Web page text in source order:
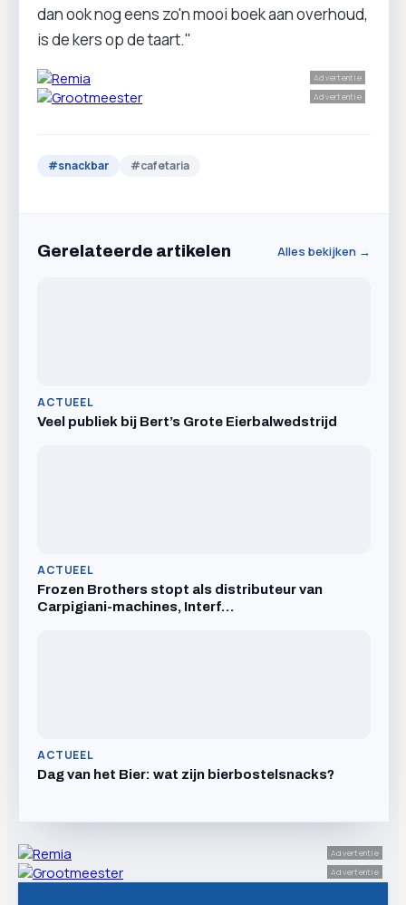
dan ook nog eens zo'n mooi boek aan overhoud,
is de kers op de taart."
Advertentie
Advertentie
#snackbar #cafetaria
Gerelateerde artikelen Alles bekijken →
ACTUEEL
Veel publiek bij Bert’s Grote Eierbalwedstrijd
ACTUEEL
Frozen Brothers stopt als distributeur van
Carpigiani-machines, Interf…
ACTUEEL
Dag van het Bier: wat zijn bierbostelsnacks?
Advertentie
Advertentie